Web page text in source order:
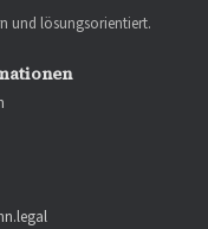
und lösungsorientiert.